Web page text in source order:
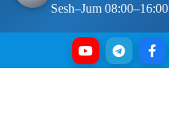
Sesh–Jum 08:00–16:00